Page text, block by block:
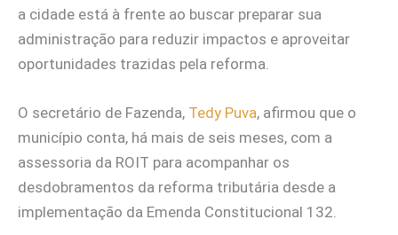
a cidade está à frente ao buscar preparar sua
administração para reduzir impactos e aproveitar
oportunidades trazidas pela reforma.
O secretário de Fazenda, Tedy Puva, afirmou que o
município conta, há mais de seis meses, com a
assessoria da ROIT para acompanhar os
desdobramentos da reforma tributária desde a
implementação da Emenda Constitucional 132.